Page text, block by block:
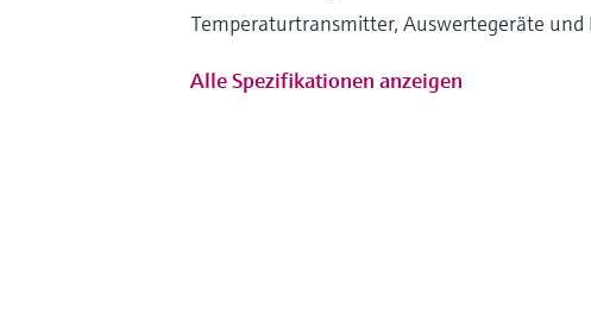
Temperaturtransmitter, Auswertegeräte und
Alle Spezifikationen anzeigen